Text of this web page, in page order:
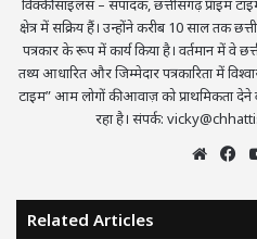
विक्की साइलस – संपादक, छत्तीसगढ़ प्राइम
क्षेत्र में सक्रिय हैं। उन्होंने करीब 10 साल तक
पत्रकार के रूप में कार्य किया है। वर्तमान में वे
तथ्य आधारित और जिम्मेदार पत्रकारिता में
टाइम” आम लोगों की आवाज़ को प्राथमिकता देने
रहा है। संपर्क:
Related Articles